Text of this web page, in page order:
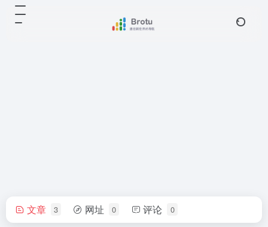
Kyle Wiggers
文章 3 网址 0 评论 0